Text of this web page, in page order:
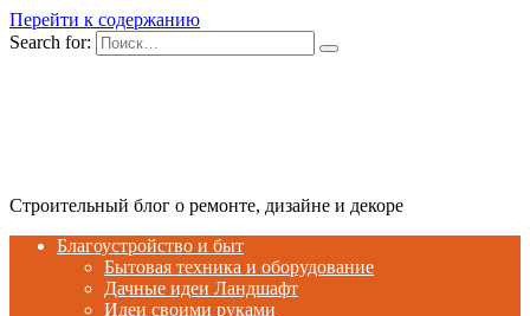
Перейти к содержанию
Search for:
Строительный блог о ремонте, дизайне и декоре
Благоустройство и быт
Бытовая техника и оборудование
Дачные идеи Ландшафт
Идеи своими руками